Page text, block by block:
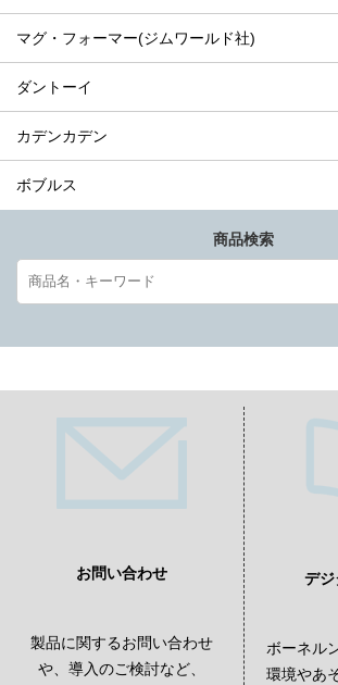
マグ・フォーマー(ジムワールド社)
ダントーイ
カデンカデン
ボブルス
商品検索
お問い合わせ
製品に関するお問い合わせ
や、導入のご検討など、
デジ
ボーネル
環境やあ